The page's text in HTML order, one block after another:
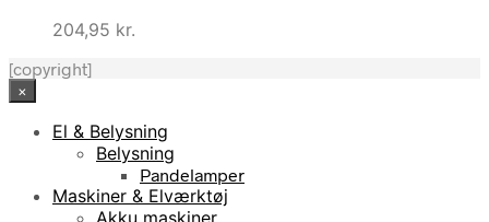
204,95 kr.
[copyright]
×
El & Belysning
Belysning
Pandelamper
Maskiner & Elværktøj
Akku maskiner